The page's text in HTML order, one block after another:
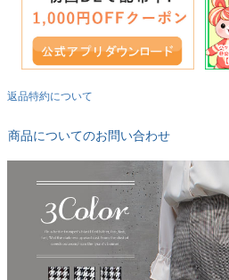
返品特約について
商品についてのお問い合わせ